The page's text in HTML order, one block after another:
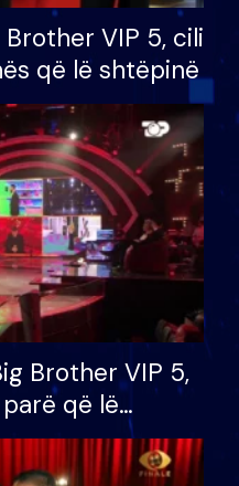
VIP 5, cili
që lë shtëpinë
Brother VIP 5,
që lë
mundësinë për